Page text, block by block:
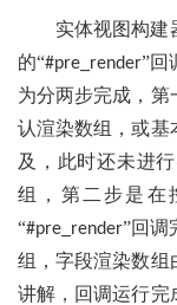
实体视图构建
的“#pre_render”回
为分两步完成，第
认渲染数组，或基
及，此时还未进
组，第二步是在
“#pre_render”回调
组，字段渲染数组
讲解，回调运行完